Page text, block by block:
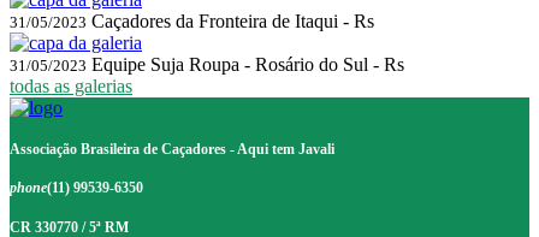
31/05/2023 Caçadores da Fronteira de Itaqui - Rs
31/05/2023 Equipe Suja Roupa - Rosário do Sul - Rs
todas as galerias
Associação Brasileira de Caçadores - Aqui tem Javali
phone(11) 99539-6350
CR 330770 / 5ª RM